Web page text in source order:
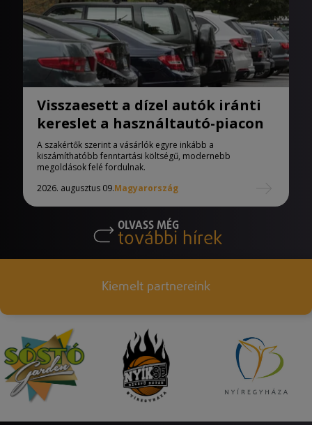
Visszaesett a dízel autók iránti
kereslet a használtautó-piacon
A szakértők szerint a vásárlók egyre inkább a
kiszámíthatóbb fenntartási költségű, modernebb
megoldások felé fordulnak.
2026. augusztus 09.Magyarország
OLVASS MÉG
további hírek
Kiemelt partnereink